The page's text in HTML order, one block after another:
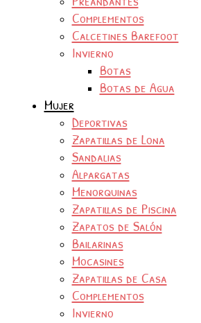
Complementos
Calcetines Barefoot
Invierno
Botas
Botas de Agua
Mujer
Deportivas
Zapatillas de Lona
Sandalias
Alpargatas
Menorquinas
Zapatillas de Piscina
Zapatos de Salón
Bailarinas
Mocasines
Zapatillas de Casa
Complementos
Invierno